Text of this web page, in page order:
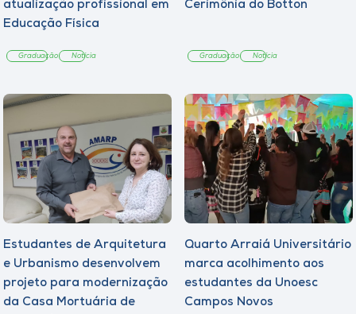
atualização profissional em
Educação Física
Graduação Notícia
Cerimônia do Botton
Graduação Notícia
Estudantes de Arquitetura
e Urbanismo desenvolvem
projeto para modernização
da Casa Mortuária de
Quarto Arraiá Universitário
marca acolhimento aos
estudantes da Unoesc
Campos Novos